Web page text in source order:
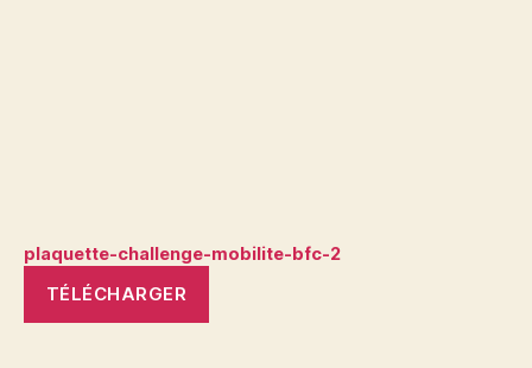
plaquette-challenge-mobilite-bfc-2
TÉLÉCHARGER